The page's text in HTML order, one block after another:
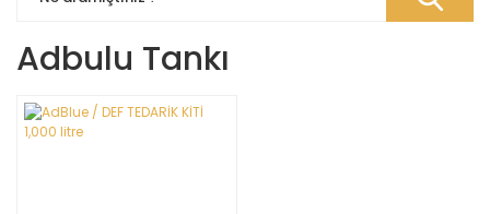
Adbulu Tankı